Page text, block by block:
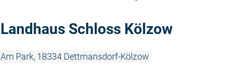
Landhaus Schloss Kölzow
Am Park, 18334 Dettmansdorf-Kölzow